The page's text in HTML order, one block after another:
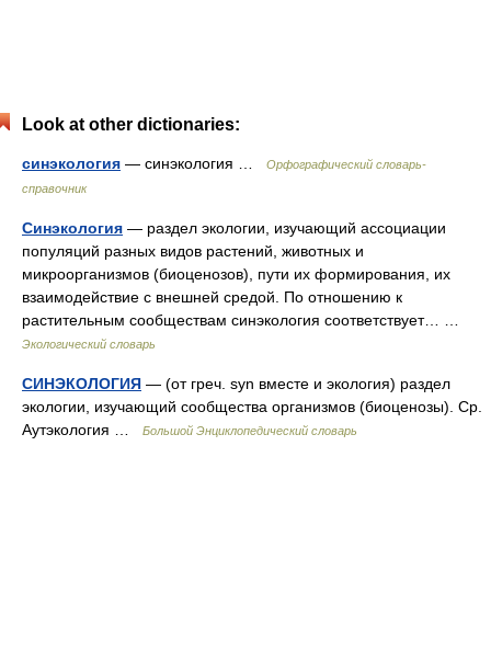
Look at other dictionaries:
синэкология — синэкология …
Орфографический словарь-
справочник
Синэкология — раздел экологии, изучающий ассоциации
популяций разных видов растений, животных и
микроорганизмов (биоценозов), пути их формирования, их
взаимодействие с внешней средой. По отношению к
растительным сообществам синэкология соответствует… …
Экологический словарь
СИНЭКОЛОГИЯ — (от греч. syn вместе и экология) раздел
экологии, изучающий сообщества организмов (биоценозы). Ср.
Аутэкология …
Большой Энциклопедический словарь